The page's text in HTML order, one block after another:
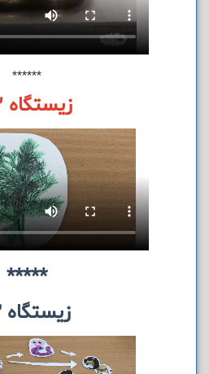
******
زیستگاه 13
*****
زیستگاه 12